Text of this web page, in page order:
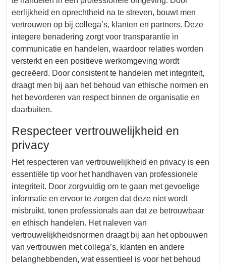
eerlijkheid en oprechtheid na te streven, bouwt men
vertrouwen op bij collega’s, klanten en partners. Deze
integere benadering zorgt voor transparantie in
communicatie en handelen, waardoor relaties worden
versterkt en een positieve werkomgeving wordt
gecreëerd. Door consistent te handelen met integriteit,
draagt men bij aan het behoud van ethische normen en
het bevorderen van respect binnen de organisatie en
daarbuiten.
Respecteer vertrouwelijkheid en
privacy
Het respecteren van vertrouwelijkheid en privacy is een
essentiële tip voor het handhaven van professionele
integriteit. Door zorgvuldig om te gaan met gevoelige
informatie en ervoor te zorgen dat deze niet wordt
misbruikt, tonen professionals aan dat ze betrouwbaar
en ethisch handelen. Het naleven van
vertrouwelijkheidsnormen draagt bij aan het opbouwen
van vertrouwen met collega’s, klanten en andere
belanghebbenden, wat essentieel is voor het behoud